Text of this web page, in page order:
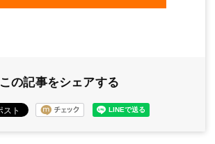
この記事をシェアする